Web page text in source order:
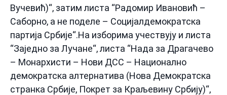
Вучевић)“, затим листа “Радомир Ивановић –
Саборно, а не поделе – Социјалдемократска
партија Србије“.На изборима учествују и листа
“Заједно за Лучане“, листа “Нада за Драгачево
– Монархисти – Нови ДСС – Национално
демократска алтернатива (Нова Демократска
странка Србије, Покрет за Краљевину Србију)“,